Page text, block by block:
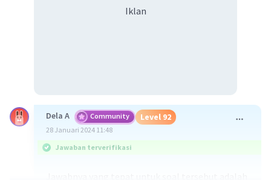
Iklan
Dela A Community Level 92
28 Januari 2024 11:48
Jawaban terverifikasi